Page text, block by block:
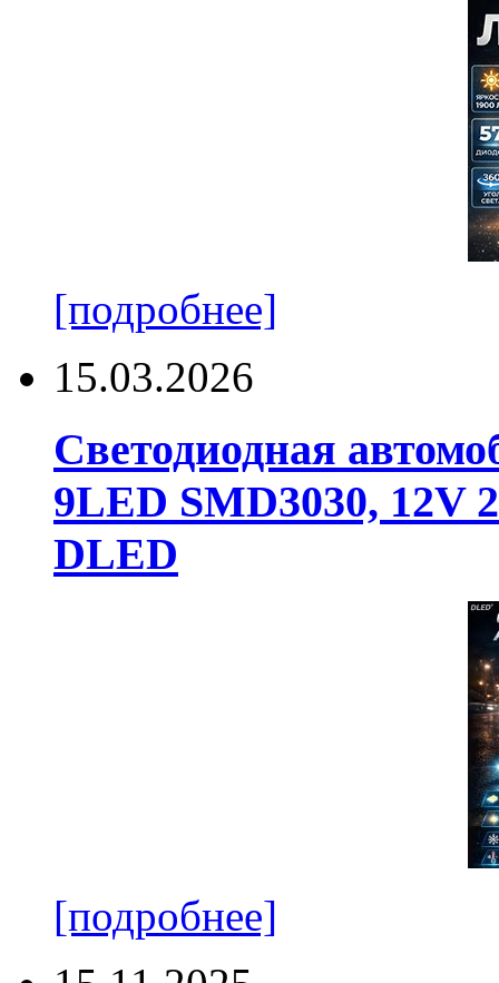
[подробнее]
15.03.2026
Светодиодная
9LED SMD3030, 12V
DLED
[подробнее]